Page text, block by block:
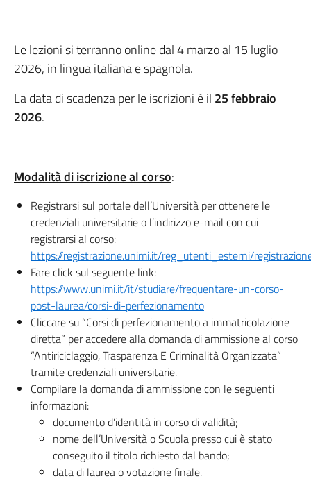
Le lezioni si terranno online dal 4 marzo al 15 luglio
2026, in lingua italiana e spagnola.
La data di scadenza per le iscrizioni è il 25 febbraio
2026.
Modalità di iscrizione al corso:
Registrarsi sul portale dell’Università per ottenere le
credenziali universitarie o l’indirizzo e-mail con cui
registrarsi al corso:
https://registrazione.unimi.it/reg_utenti_esterni/
Fare click sul seguente link:
https://www.unimi.it/it/studiare/frequentare-un-corso-
post-laurea/corsi-di-perfezionamento
Cliccare su “Corsi di perfezionamento a immatricolazione
diretta” per accedere alla domanda di ammissione al corso
“Antiriciclaggio, Trasparenza E Criminalità Organizzata”
tramite credenziali universitarie.
Compilare la domanda di ammissione con le seguenti
informazioni:
documento d’identità in corso di validità;
nome dell’Università o Scuola presso cui è stato
conseguito il titolo richiesto dal bando;
data di laurea o votazione finale.